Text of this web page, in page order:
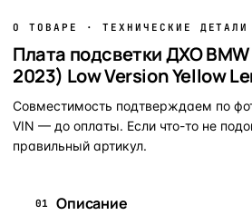
О ТОВАРЕ · ТЕХНИЧЕСКИЕ ДЕТАЛИ
Плата подсветки ДХО
2023) Low Version Yellow
Совместимость подтверждаем по
VIN — до оплаты. Если что-то не
правильный артикул.
01 Описание